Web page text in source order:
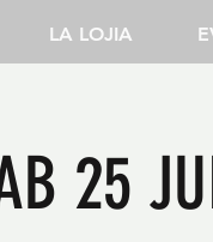
LA LOJIA
25